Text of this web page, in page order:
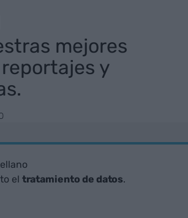
mejores
y
el tratamiento de datos.